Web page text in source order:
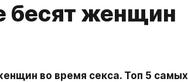
бесят женщин
во время секса. Топ 5 самых